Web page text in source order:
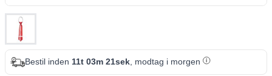
Bestil inden 11t 03m 20sek, modtag i morgen